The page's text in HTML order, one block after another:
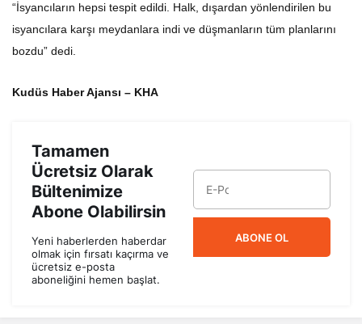
isyancılara karşı meydanlara indi ve düşmanların tüm planlarını
bozdu” dedi.
Kudüs Haber Ajansı – KHA
Tamamen
Ücretsiz Olarak
Bültenimize
Abone Olabilirsin
Yeni haberlerden haberdar
olmak için fırsatı kaçırma ve
ücretsiz e-posta
aboneliğini hemen başlat.
ABONE OL